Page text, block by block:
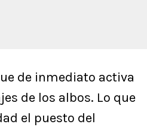
de inmediato activa
de los albos. Lo que
el puesto del